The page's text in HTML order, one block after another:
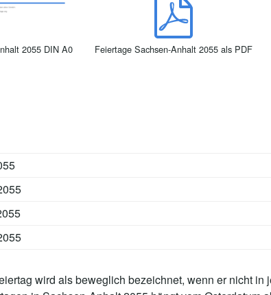
2055 DIN A0 Feiertage Sachsen-Anhalt 2055 als PDF
wird als beweglich bezeichnet, wenn er nicht in